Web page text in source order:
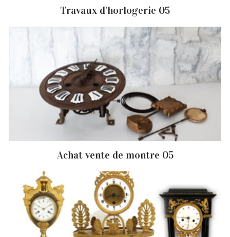
Travaux d'horlogerie 05
Achat vente de montre 05